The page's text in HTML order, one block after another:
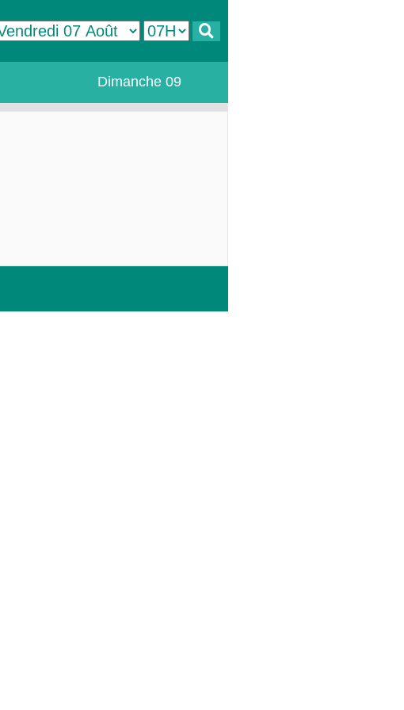
Dimanche 09